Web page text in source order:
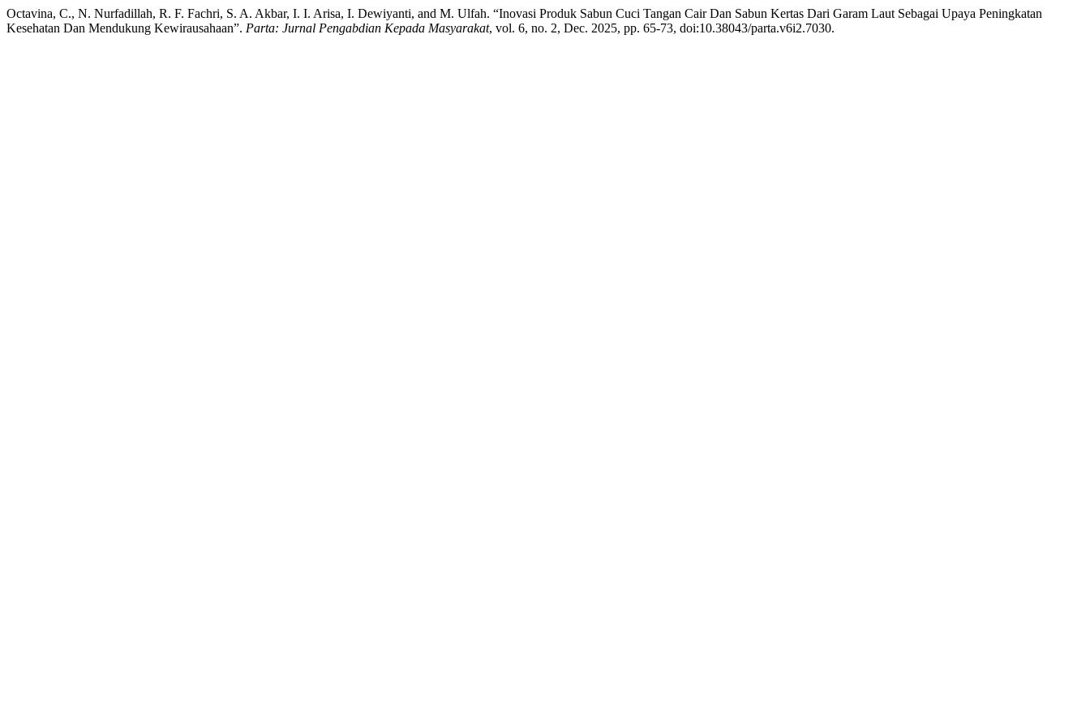
Octavina, C., N. Nurfadillah, R. F. Fachri, S. A. Akbar, I. I. Arisa, I. Dewiyanti, and M. Ulfah. “Inovasi Produk Sabun Cuci Tangan Cair Dan Sabun Kertas Dari Garam Laut Sebagai Upaya Peningkatan
Kesehatan Dan Mendukung Kewirausahaan”. Parta: Jurnal Pengabdian Kepada Masyarakat, vol. 6, no. 2, Dec. 2025, pp. 65-73, doi:10.38043/parta.v6i2.7030.